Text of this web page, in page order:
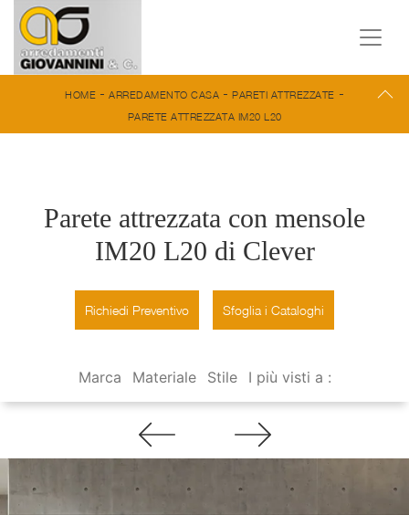
HOME -ARREDAMENTO CASA -PARETI ATTREZZATE -
PARETE ATTREZZATA IM20 L20
Parete attrezzata con mensole
IM20 L20 di Clever
Richiedi Preventivo Sfoglia i Cataloghi
Marca Materiale Stile I più visti a :